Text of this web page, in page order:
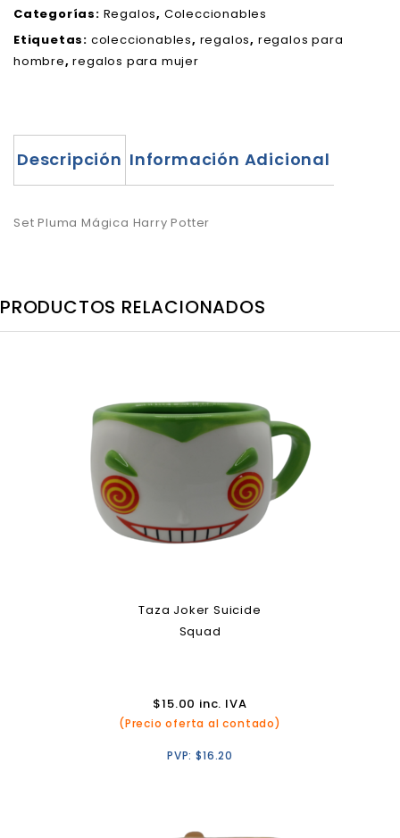
Categorías: Regalos, Coleccionables
Etiquetas: coleccionables, regalos, regalos para
hombre,regalos para mujer
Descripción Información Adicional
Set Pluma Mágica Harry Potter
PRODUCTOS RELACIONADOS
Taza Joker Suicide
Squad
$15.00 inc. IVA
(Precio oferta al contado)
PVP:$16.20